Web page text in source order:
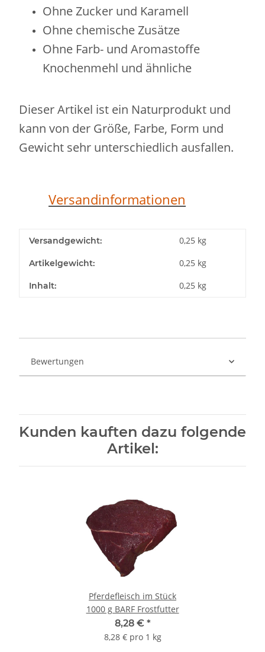
Ohne Zucker und Karamell
Ohne chemische Zusätze
Ohne Farb- und Aromastoffe
Knochenmehl und ähnliche
Dieser Artikel ist ein Naturprodukt und
kann von der Größe, Farbe, Form und
Gewicht sehr unterschiedlich ausfallen.
Versandinformationen
Versandgewicht: 0,25 kg
Artikelgewicht: 0,25 kg
Inhalt: 0,25 kg
Bewertungen
Kunden kauften dazu folgende
Artikel:
Pferdefleisch im Stück
1000 g BARF Frostfutter
8,28 € *
8,28 € pro 1 kg